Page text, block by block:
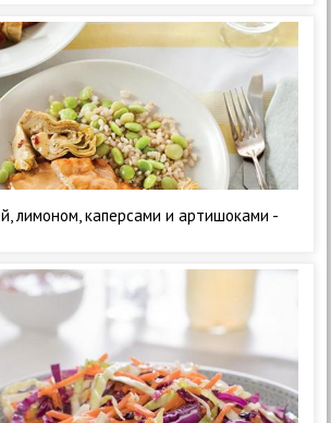
лимоном, каперсами и артишоками -